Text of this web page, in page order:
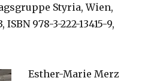
Styria, Wien,
978-3-222-13415-9,
Esther-Marie Merz